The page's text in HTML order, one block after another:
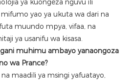
ya kuongeza nguvu ili
yao ya ukuta wa dari na
muundo mpya, vifaa, na
ya usanifu wa kisasa.
gani muhimu ambayo yanaongoza
wa Prance?
maadili ya msingi yafuatayo,